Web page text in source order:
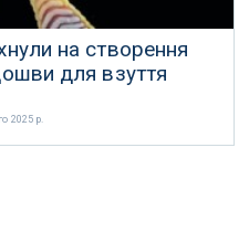
на створення
для взуття
2025 р.